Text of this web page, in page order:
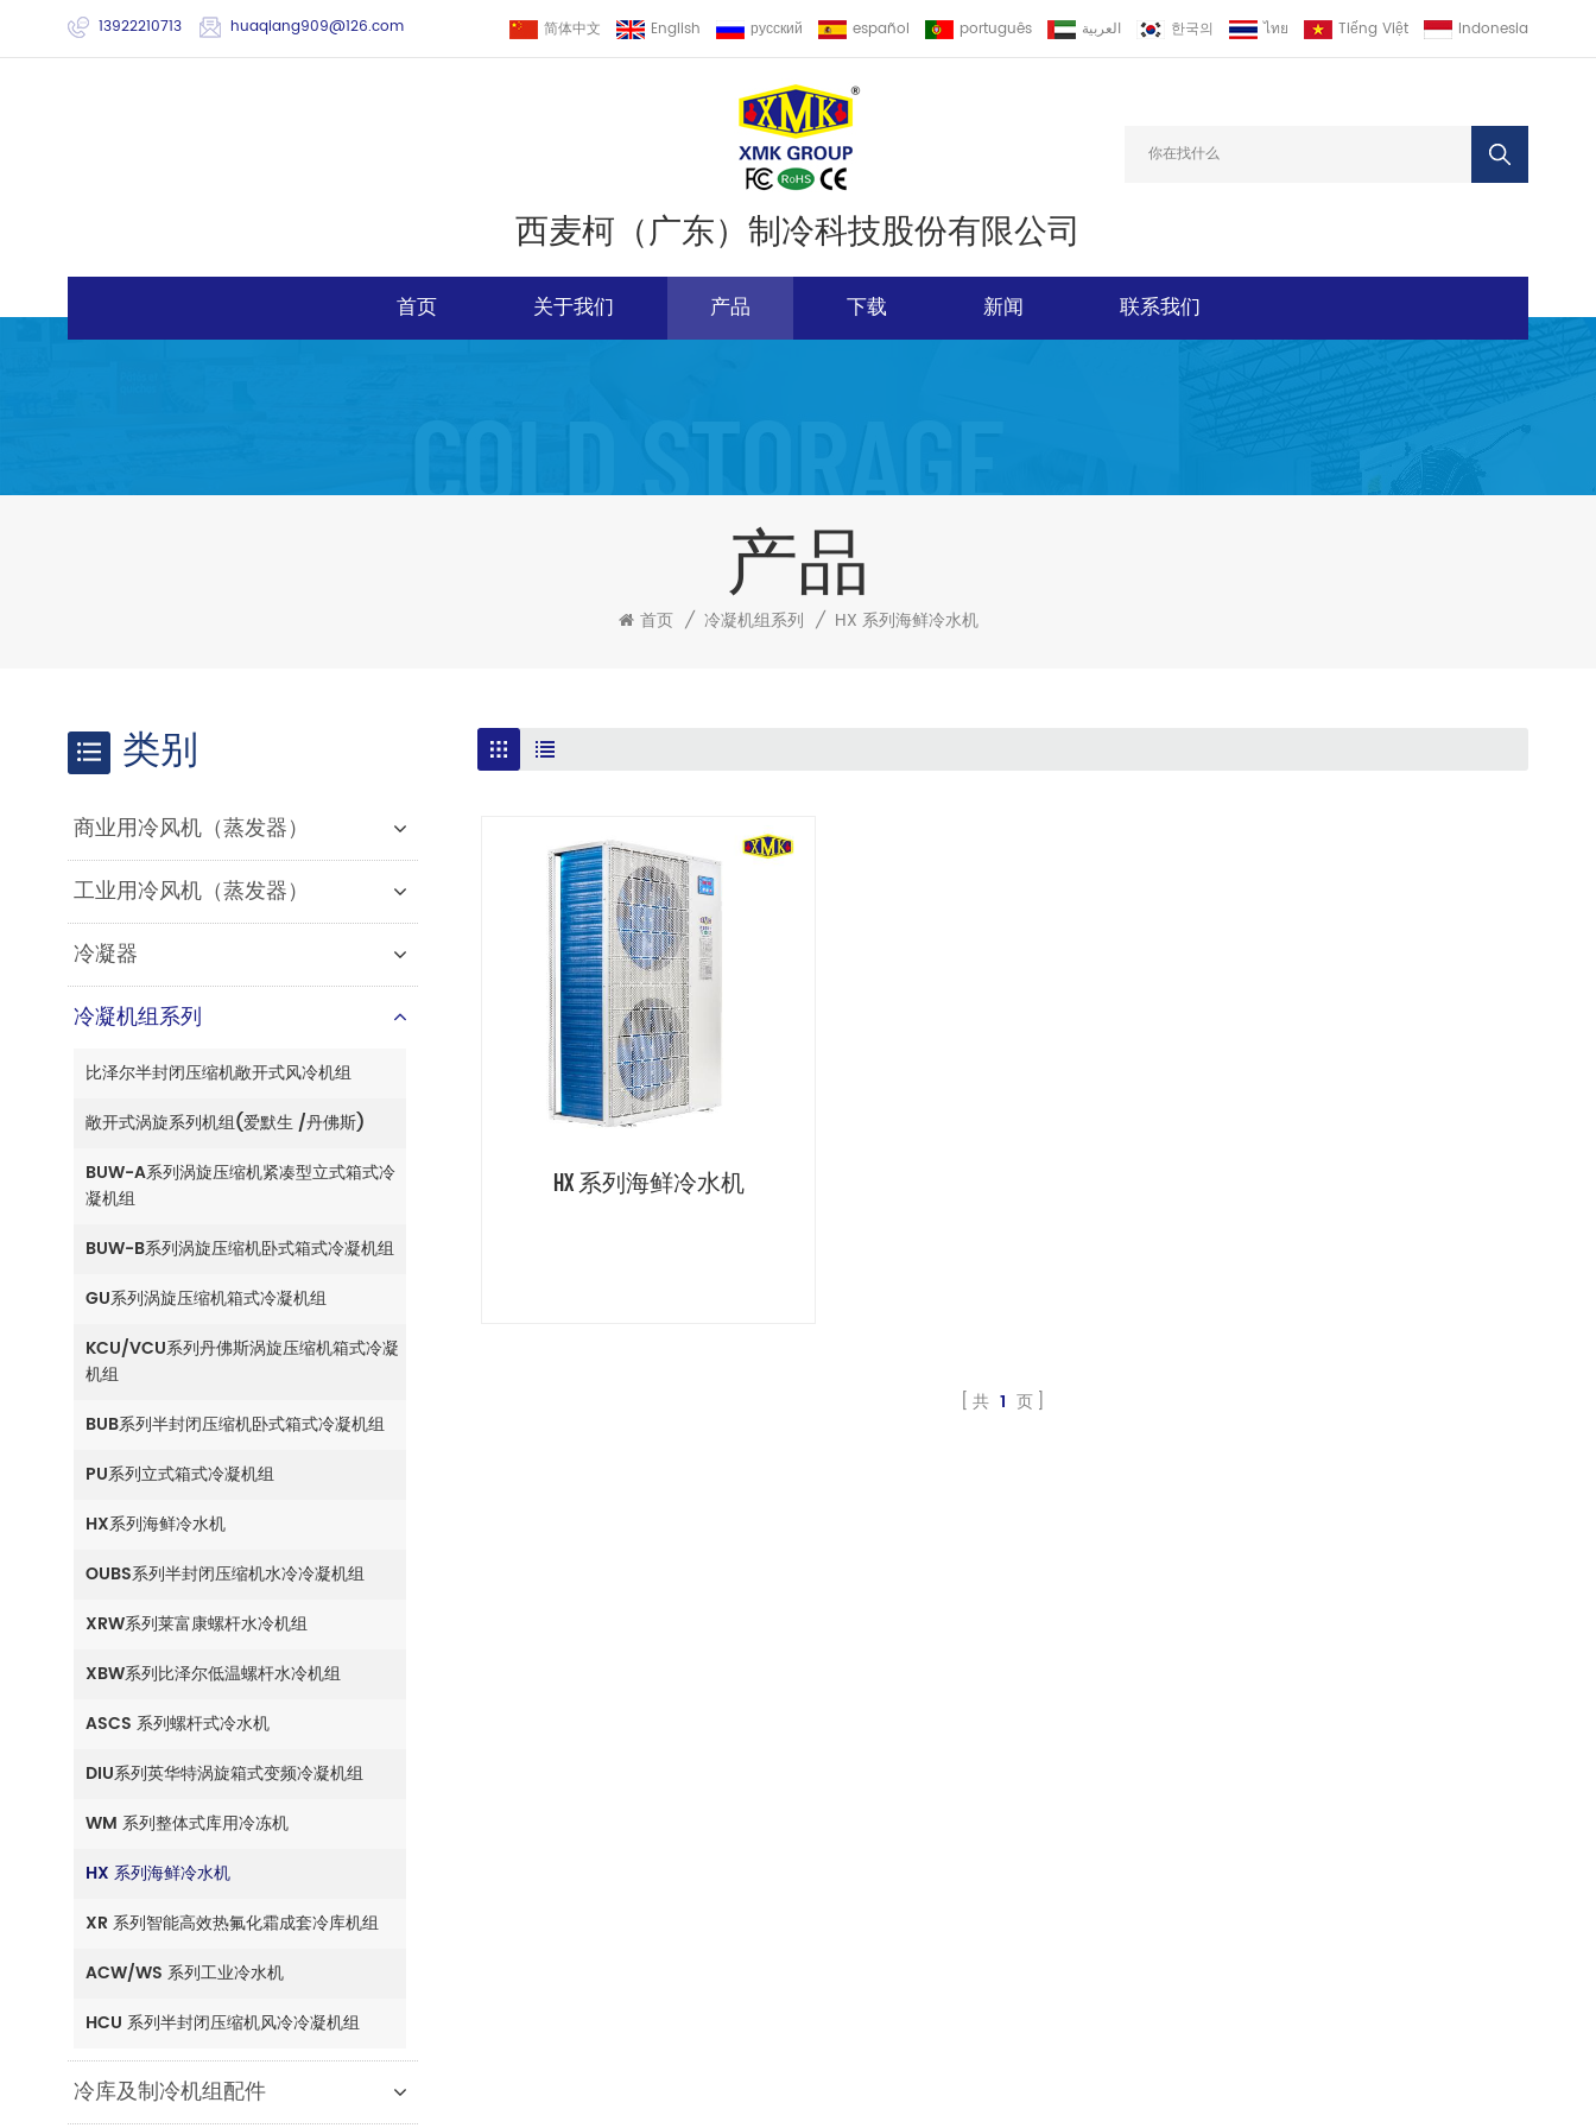
13922210713 huaqiang909@126.com 简体中文 English русский español português العربية 한국의 ไทย Tiếng Việt Indonesia
西麦柯（广东）制冷科技股份有限公司
首页 关于我们 产品 下载 新闻 联系我们
产品
首页 / 冷凝机组系列 / HX 系列海鲜冷水机
HX 系列海鲜冷水机
共 1 页
类别
商业用冷风机（蒸发器）
工业用冷风机（蒸发器）
冷凝器
冷凝机组系列
比泽尔半封闭压缩机敞开式风冷机组
敞开式涡旋系列机组(爱默生 /丹佛斯)
BUW-A系列涡旋压缩机紧凑型立式箱式冷
凝机组
BUW-B系列涡旋压缩机卧式箱式冷凝机组
GU系列涡旋压缩机箱式冷凝机组
KCU/VCU系列丹佛斯涡旋压缩机箱式冷凝
机组
BUB系列半封闭压缩机卧式箱式冷凝机组
PU系列立式箱式冷凝机组
HX系列海鲜冷水机
OUBS系列半封闭压缩机水冷冷凝机组
XRW系列莱富康螺杆水冷机组
XBW系列比泽尔低温螺杆水冷机组
ASCS 系列螺杆式冷水机
DIU系列英华特涡旋箱式变频冷凝机组
WM 系列整体式库用冷冻机
HX 系列海鲜冷水机
XR 系列智能高效热氟化霜成套冷库机组
ACW/WS 系列工业冷水机
HCU 系列半封闭压缩机风冷冷凝机组
冷库及制冷机组配件